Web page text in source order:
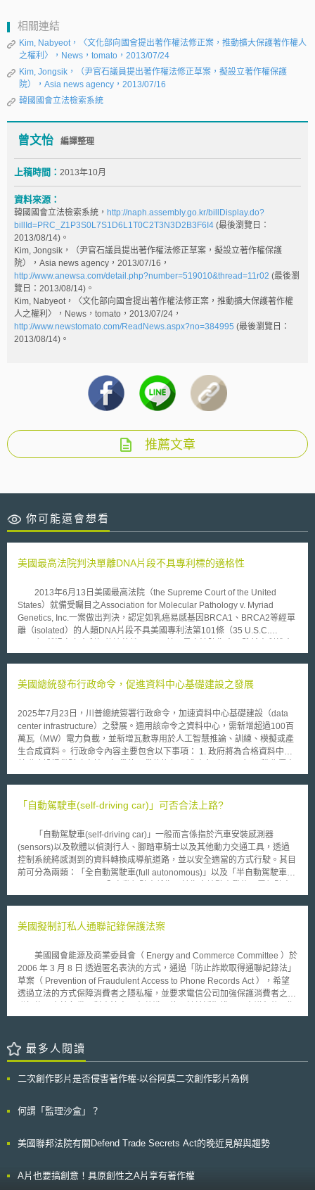
相關連結
Kim, Nabyeot，〈文化部向國會提出著作權法修正案，推動擴大保護著作權人
之權利〉，News，tomato，2013/07/24
Kim, Jongsik，（尹官石議員提出著作權法修正草案，擬設立著作權保護
院），Asia news agency，2013/07/16
韓國國會立法檢索系統
曾文怡 編譯整理
上稿時間： 2013年10月
資料來源：
韓國國會立法檢索系統， http://naph.assembly.go.kr/billDisplay.do?
billId=PRC_Z1P3S0L7S1D6L1T0C2T3N3D2B3F6I4 (最後瀏覽日：
2013/08/14)。
Kim, Jongsik，（尹官石議員提出著作權法修正草案，擬設立著作權保護
院），Asia news agency，2013/07/16，
http://www.anewsa.com/detail.php?number=519010&thread=11r02 (最後瀏
覽日：2013/08/14)。
Kim, Nabyeot，〈文化部向國會提出著作權法修正案，推動擴大保護著作權
人之權利〉，News，tomato，2013/07/24，
http://www.newstomato.com/ReadNews.aspx?no=384995 (最後瀏覽日：
2013/08/14)。
推薦文章
你可能還會想看
美國最高法院判決單離DNA片段不具專利標的適格性
2013年6月13日美國最高法院（the Supreme Court of the United
States）就備受矚目之Association for Molecular Pathology v. Myriad
Genetics, Inc.一案做出判決，認定如乳癌易感基因BRCA1、BRCA2等經單
離（isolated）的人類DNA片段不具美國專利法第101條（35 U.S.C.
發現了BRCA1與BRCA2基因的位置與序列，但是其並未創造或改變
基因結構，所以即使其是發現了一個重要而有用的基因，但僅是將其從周遭
或卓越的發現並不必然符合美國專利法第101條之要件要求。 不過，美
國最高法院認為，cDNA片段可以具備專利標的適格性，因為其為從mRNA
所創造出來、僅具備外顯子（exons-only）的分子，而非自然發生之自然產
物。然而美國最高法院對於cDNA是否符合其他可專利要件之要求並不表示
意見。 美國最高法院亦強調，本案判決並未涉及任何方法發明，亦未
自然發生之核苷酸順序經改變的DNA片段是否具備專利標的適格性的問題。
美國總統發布行政命令，促進資料中心基礎建設之發展
2025年7月23日，川普總統簽署行政命令，加速資料中心基礎建設（data
center infrastructure）之發展。適用該命令之資料中心，需新增超過100百
萬瓦（MW）電力負載，並新增瓦數專用於人工智慧推論、訓練、模擬或產
生合成資料。 行政命令內容主要包含以下事項： 1. 政府將為合格資料中心
（tax incentives）或承購協議（offtake agreements）。本行政命令所稱之
承諾投資超過五億美元，五億以上之具體門檻以美國商務部長認定為準。
(4) 經美國國防部、內政部、商務部或能源部之部長指定。 2. 撤銷拜登總統
發布之14141號行政命令「推進美國在人工智慧基礎建設領域的領導地
位」。該命令原要求在聯邦土地建設人工智慧資料中心者須提供關於多元與
氣候議題之說明。 3. 指示政府機關簡化合格資料中心基礎建設的環境審查
和許可。 (1) 相關政府機關應向環境品質委員會（Council on
Environmental Policy Act），可以加速合格資料中心基礎建設建置的環境
影響，制定新的環境審查豁免措施。 4. 對符合FAST-41計畫（FAST-41
計畫名稱及內涵緣起於《修復美國地面運輸法》第41章節（Title 41 of the
Fixing America's Surface Transportation Act）。一般而言，參與該計畫之
建設，需滿足指定投資額、受指定組織贊助、於指定地點興建，或合乎特定
環境法規等要求。合乎計畫要求之建設，可與主管機關協調取得建設相關許
可之時間，並由聯邦許可改善指導委員會（The Federal Permitting
Improvement Steering Council）下屬團隊協助進行專案管理。 5. 環境保護
合格資料中心基礎建設使用的棕地（brownfields）。 依美國環境保護局定
義，棕地是指含有危險物質、污染物的土地，因開發利用困難，需進行養
合用於建設資料中心的土地，適當授權合格資料中心基礎建設業者在聯邦土
智慧資料中心及相關設施的影響，透過快速推動建設進程，確保美國經濟繁
「自動駕駛車(self-driving car)」可否合法上路?
「自動駕駛車(self-driving car)」一般而言係指於汽車安裝感測器
(sensors)以及軟體以偵測行人、腳踏車騎士以及其他動力交通工具，透過
控制系統將感測到的資料轉換成導航道路，並以安全適當的方式行駛。其目
前可分為兩類：「全自動駕駛車(full autonomous)」以及「半自動駕駛車
(driver)在車上而到達目的地者之謂。全自動駕駛車又可為「用戶操作(user-
(Mercedes)、BMW、特斯拉(Tesla)等公司均預期於不久將來會發布一些具
不留餘力。 而從2012年開始，美國有17州以及哥倫比亞特區便開始在
討論允許自動駕駛車上路的相關法規，而只有加利福尼亞州(California)、佛
羅里達州(Florida)、內達華州(Nevada)及華盛頓哥倫比亞特區(Washington,
D.C.)有相關法律的施行，其他州則尚未表態。而大部分的州傾向認為應由
人類來操控(operating)汽車，但對於具體上到底有多少比例之汽車任務需由
動駕駛車逐漸上市普及後能搶占商機。
美國擬制訂私人通聯記錄保護法案
美國國會能源及商業委員會（ Energy and Commerce Committee ）於
2006 年 3 月 8 日 透過匿名表決的方式，通過「防止詐欺取得通聯記錄法」
草案（ Prevention of Fraudulent Access to Phone Records Act ），希望
透過立法的方式保障消費者之隱私權，並要求電信公司加強保護消費者之通
利完成立法。 根據美國國會議員 Joe Barton 表示，美國目前對於電話
由於通聯記錄中往往包含許多個人之隱私或是敏感性資料，部分不肖之徒
（如身份竊盜者、非法的個人資料販賣商）會藉此故意取得個人通聯記錄，
案，嚴格禁止以詐騙方式取得電話記錄的情形，並賦予聯邦公平交易委員會
外，本法案亦要求電信業者必須符合本法規定之資料安全保護的要求，若違
最多人閱讀
二次創作影片是否侵害著作權-以谷阿莫二次創作影片為例
何謂「監理沙盒」？
美國聯邦法院有關Defend Trade Secrets Act的晚近見解與趨勢
A片也要搞創意！具原創性之A片享有著作權